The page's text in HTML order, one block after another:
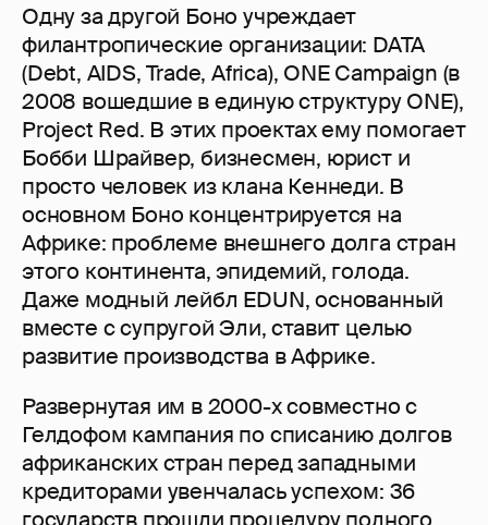
Одну за другой Боно учреждает
филантропические организации: DATA
(Debt, AIDS, Trade, Africa), ONE Campaign (в
2008 вошедшие в единую структуру ONE),
Project Red. В этих проектах ему помогает
Бобби Шрайвер, бизнесмен, юрист и
просто человек из клана Кеннеди. В
основном Боно концентрируется на
Африке: проблеме внешнего долга стран
этого континента, эпидемий, голода.
Даже модный лейбл EDUN, основанный
вместе с супругой Эли, ставит целью
развитие производства в Африке.
Развернутая им в 2000-х совместно с
Гелдофом кампания по списанию долгов
африканских стран перед западными
кредиторами увенчалась успехом: 36
государств прошли процедуру полного